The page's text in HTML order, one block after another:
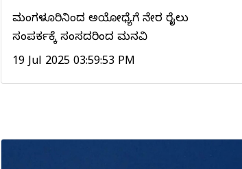
ಮಂಗಳೂರಿನಿಂದ ಅಯೋಧ್ಯೆಗೆ ನೇರ ರೈಲು
ಸಂಪರ್ಕಕ್ಕೆ ಸಂಸದರಿಂದ ಮನವಿ
19 Jul 2025 03:59:53 PM